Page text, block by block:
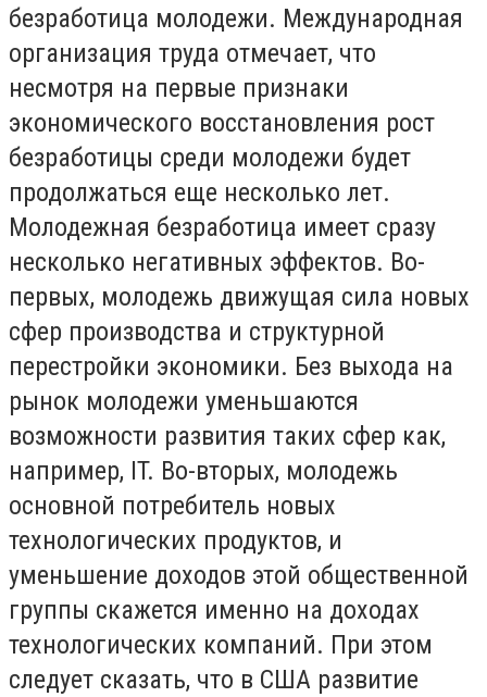
безработица молодежи. Международная
организация труда отмечает, что
несмотря на первые признаки
экономического восстановления рост
безработицы среди молодежи будет
продолжаться еще несколько лет.
Молодежная безработица имеет сразу
несколько негативных эффектов. Во-
первых, молодежь движущая сила новых
сфер производства и структурной
перестройки экономики. Без выхода на
рынок молодежи уменьшаются
возможности развития таких сфер как,
например, IT. Во-вторых, молодежь
основной потребитель новых
технологических продуктов, и
уменьшение доходов этой общественной
группы скажется именно на доходах
технологических компаний. При этом
следует сказать, что в США развитие